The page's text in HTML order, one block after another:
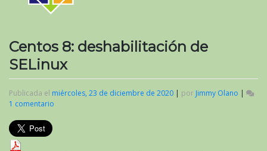
Centos 8: deshabilitación de
SELinux
Publicada el miércoles, 23 de diciembre de 2020 | por Jimmy Olano |
1 comentario